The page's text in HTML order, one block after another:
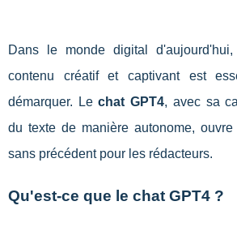
Dans le monde digital
contenu créatif et captivant est
démarquer. Lechat GPT4, avec sa
du texte de manière autonome,
sans précédent pour les rédacteurs.
Qu'est-ce que le chat GPT4 ?